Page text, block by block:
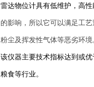
雷达物位计具有低维护，高
的影响，所以它可以满足工
粉尘及挥发性气体等恶劣环境
该仪器主要技术指标达到或
粮食等行业。